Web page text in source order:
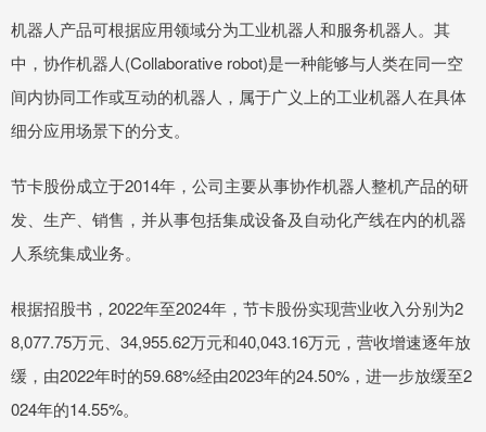
机器人产品可根据应用领域分为工业机器人和服务机器人。其
中，协作机器人(Collaborative robot)是一种能够与人类在同一空
间内协同工作或互动的机器人，属于广义上的工业机器人在具体
细分应用场景下的分支。
节卡股份成立于2014年，公司主要从事协作机器人整机产品的研
发、生产、销售，并从事包括集成设备及自动化产线在内的机器
人系统集成业务。
根据招股书，2022年至2024年，节卡股份实现营业收入分别为2
8,077.75万元、34,955.62万元和40,043.16万元，营收增速逐年放
缓，由2022年时的59.68%经由2023年的24.50%，进一步放缓至2
024年的14.55%。